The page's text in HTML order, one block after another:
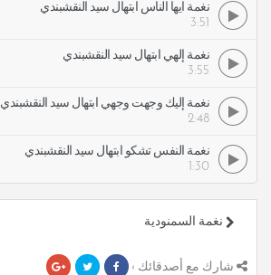
نغمة أيها الناس ابتهال سيد النقشبندي
3:51
نغمة إلهي ابتهال سيد النقشبندي
3:55
نغمة إليك وجهت وجهي ابتهال سيد النقشبندي
2:48
نغمة النفس تشكو ابتهال سيد النقشبندي
1:30
نغمة السمنودية
شارك مع أصدقائك ›